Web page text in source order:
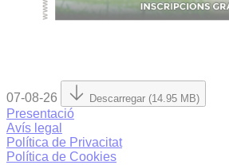
07-08-26 Descarregar (14.95 MB)
Presentació
Avís legal
Política de Privacitat
Política de Cookies